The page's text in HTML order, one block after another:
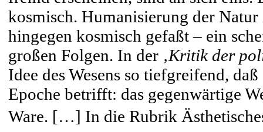
kosmisch. Humanisierung der
hingegen kosmisch gefaßt – ein
großen Folgen. In der ‚Kritik der
Idee des Wesens so tiefgreifend,
Epoche betrifft: das gegenwärtige
Ware. […] In die Rubrik